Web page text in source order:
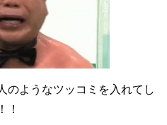
のようなツッコミを入れてし
！